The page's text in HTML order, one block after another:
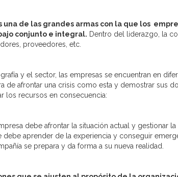
una de las grandes armas con la que los
conjunto e integral. Dentro del liderazgo, la
proveedores, etc.
y el sector, las empresas se encuentran en
de afrontar una crisis como esta y demostrar sus
los recursos en consecuencia:
debe afrontar la situación actual y gestionar la
debe aprender de la experiencia y conseguir
se prepara y da forma a su nueva realidad.